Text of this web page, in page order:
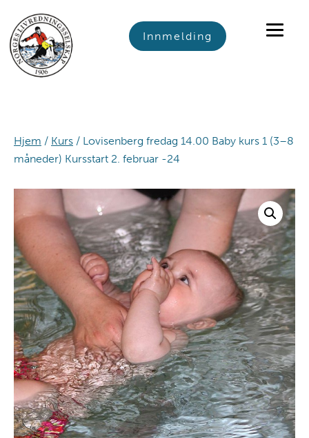
primary
navigation
main
content
footer
Innmelding
Hjem / Kurs / Lovisenberg fredag 14.00 Baby kurs 1 (3–8
måneder) Kursstart 2. februar -24